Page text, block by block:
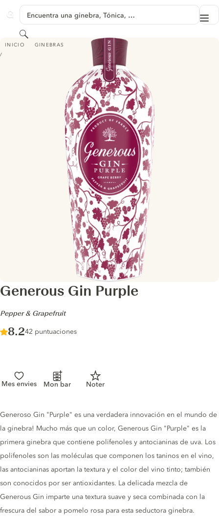
GINVENTORY
Encuentra una ginebra, Tónica, …
Buscar
INICIO GINEBRAS
GENEROUS GIN PURPLE - PEPPER & GRAPEFRUIT
Generous Gin Purple
-
Pepper & Grapefruit
Score :
8.2/ 10
42 puntuaciones
Mes envies Mon bar Noter
Gin description
Generoso Gin "Purple" es una verdadera innovación en el mundo de
la ginebra! Mucho más que un color, Generous Gin "Purple" es la
primera ginebra que contiene polifenoles y antocianinas de uva. Los
polifenoles son las moléculas que componen los taninos en el vino,
las antocianinas aportan la textura y el color del vino tinto; también
son conocidos por ser antioxidantes. La delicada mezcla de
Generous Gin imparte una textura suave y seca combinada con la
frescura del sabor a pomelo rosa para esta seductora ginebra.